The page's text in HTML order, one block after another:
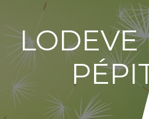
LODEVE